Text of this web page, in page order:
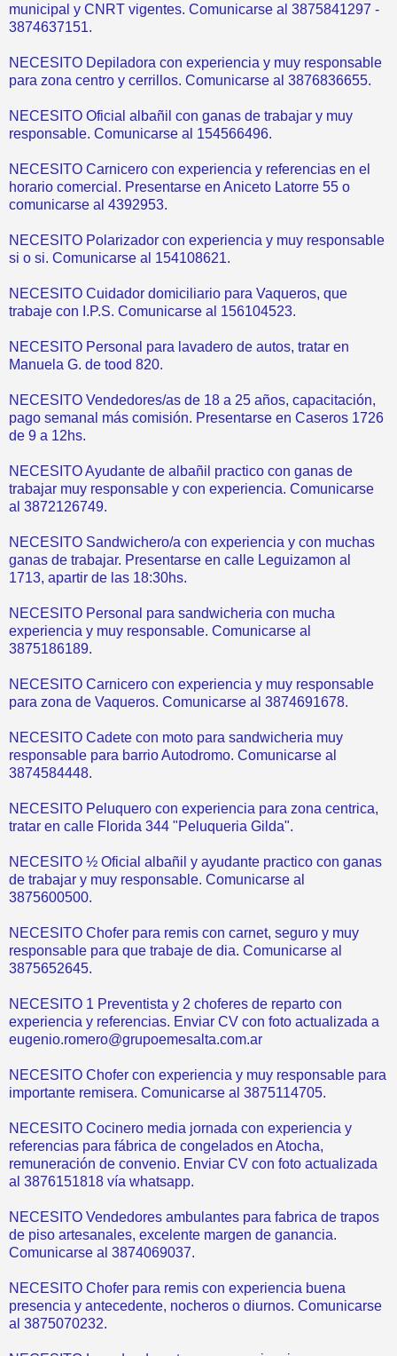
municipal y CNRT vigentes. Comunicarse al 3875841297 -
3874637151.
NECESITO Depiladora con experiencia y muy responsable
para zona centro y cerrillos. Comunicarse al 3876836655.
NECESITO Oficial albañil con ganas de trabajar y muy
responsable. Comunicarse al 154566496.
NECESITO Carnicero con experiencia y referencias en el
horario comercial. Presentarse en Aniceto Latorre 55 o
comunicarse al 4392953.
NECESITO Polarizador con experiencia y muy responsable
si o si. Comunicarse al 154108621.
NECESITO Cuidador domiciliario para Vaqueros, que
trabaje con I.P.S. Comunicarse al 156104523.
NECESITO Personal para lavadero de autos, tratar en
Manuela G. de tood 820.
NECESITO Vendedores/as de 18 a 25 años, capacitación,
pago semanal más comisión. Presentarse en Caseros 1726
de 9 a 12hs.
NECESITO Ayudante de albañil practico con ganas de
trabajar muy responsable y con experiencia. Comunicarse
al 3872126749.
NECESITO Sandwichero/a con experiencia y con muchas
ganas de trabajar. Presentarse en calle Leguizamon al
1713, apartir de las 18:30hs.
NECESITO Personal para sandwicheria con mucha
experiencia y muy responsable. Comunicarse al
3875186189.
NECESITO Carnicero con experiencia y muy responsable
para zona de Vaqueros. Comunicarse al 3874691678.
NECESITO Cadete con moto para sandwicheria muy
responsable para barrio Autodromo. Comunicarse al
3874584448.
NECESITO Peluquero con experiencia para zona centrica,
tratar en calle Florida 344 "Peluqueria Gilda".
NECESITO ½ Oficial albañil y ayudante practico con ganas
de trabajar y muy responsable. Comunicarse al
3875600500.
NECESITO Chofer para remis con carnet, seguro y muy
responsable para que trabaje de dia. Comunicarse al
3875652645.
NECESITO 1 Preventista y 2 choferes de reparto con
experiencia y referencias. Enviar CV con foto actualizada a
eugenio.romero@grupoemesalta.com.ar
NECESITO Chofer con experiencia y muy responsable para
importante remisera. Comunicarse al 3875114705.
NECESITO Cocinero media jornada con experiencia y
referencias para fábrica de congelados en Atocha,
remuneración de convenio. Enviar CV con foto actualizada
al 3876151818 vía whatsapp.
NECESITO Vendedores ambulantes para fabrica de trapos
de piso artesanales, excelente margen de ganancia.
Comunicarse al 3874069037.
NECESITO Chofer para remis con experiencia buena
presencia y antecedente, nocheros o diurnos. Comunicarse
al 3875070232.